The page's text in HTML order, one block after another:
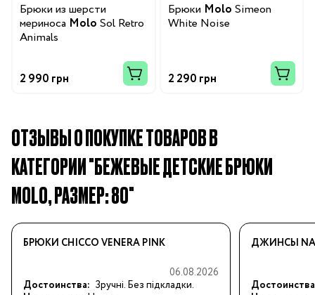
Брюки из шерсти
мериноса Molo Sol Retro
Animals
2 990 грн
Брюки Molo Simeon
White Noise
2 290 грн
ОТЗЫВЫ О ПОКУПКЕ ТОВАРОВ В
КАТЕГОРИИ "БЕЖЕВЫЕ ДЕТСКИЕ БРЮКИ
MOLO, РАЗМЕР: 80"
БРЮКИ CHICCO VENERA PINK
06.08.2026
Достоинства: Зручні. Без підкладки.
ДЖИНСЫ